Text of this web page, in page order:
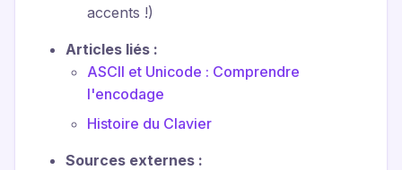
accents !)
Articles liés :
ASCII et Unicode : Comprendre
l'encodage
Histoire du Clavier
Sources externes :